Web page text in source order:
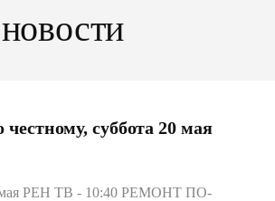
суббота 20 мая
мая РЕН ТВ - 10:40 РЕМОНТ ПО-